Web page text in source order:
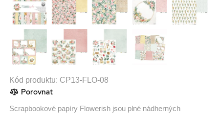
Kód produktu: CP13-FLO-08
Porovnat
Scrapbookové papíry Flowerish jsou plné nádherných